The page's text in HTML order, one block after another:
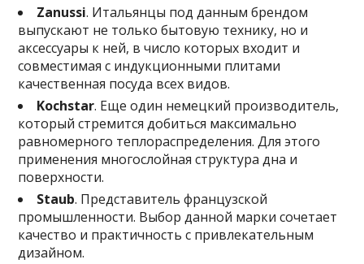
Zanussi. Итальянцы под данным брендом
выпускают не только бытовую технику, но и
аксессуары к ней, в число которых входит и
совместимая с индукционными плитами
качественная посуда всех видов.
Kochstar. Еще один немецкий производитель,
который стремится добиться максимально
равномерного теплораспределения. Для этого
применения многослойная структура дна и
поверхности.
Staub. Представитель французской
промышленности. Выбор данной марки сочетает
качество и практичность с привлекательным
дизайном.